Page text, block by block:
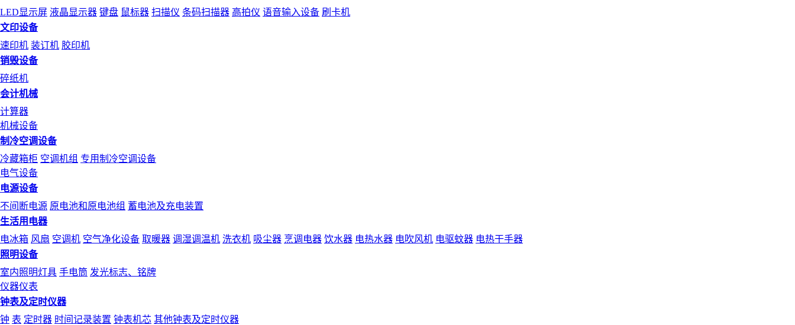
LED显示屏 液晶显示器 键盘 鼠标器 扫描仪 条码扫描器 高拍仪 语音输入设备 刷卡机
文印设备
速印机 装订机 胶印机
销毁设备
碎纸机
会计机械
计算器
机械设备
制冷空调设备
冷藏箱柜 空调机组 专用制冷空调设备
电气设备
电源设备
不间断电源 原电池和原电池组 蓄电池及充电装置
生活用电器
电冰箱 风扇 空调机 空气净化设备 取暖器 调湿调温机 洗衣机 吸尘器 烹调电器 饮水器 电热水器 电吹风机 电驱蚊器 电热干手器
照明设备
室内照明灯具 手电筒 发光标志、铭牌
仪器仪表
钟表及定时仪器
钟 表 定时器 时间记录装置 钟表机芯 其他钟表及定时仪器